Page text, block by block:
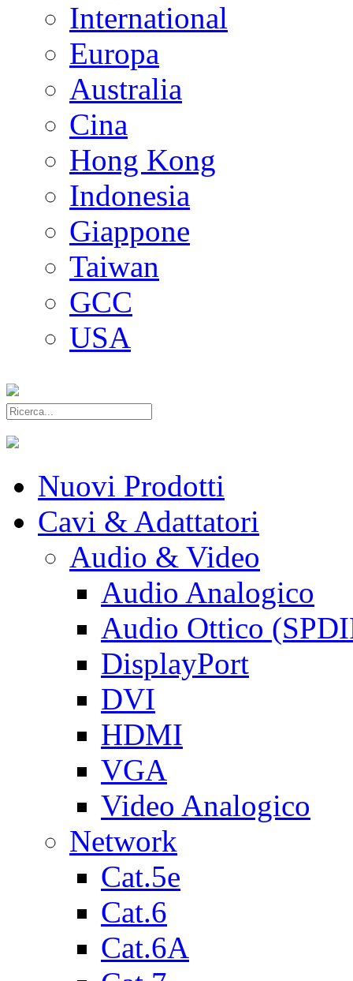
International
Europa
Australia
Cina
Hong Kong
Indonesia
Giappone
Taiwan
GCC
USA
Nuovi Prodotti
Cavi & Adattatori
Audio & Video
Audio Analogico
Audio Ottico
DisplayPort
DVI
HDMI
VGA
Video Analogico
Network
Cat.5e
Cat.6
Cat.6A